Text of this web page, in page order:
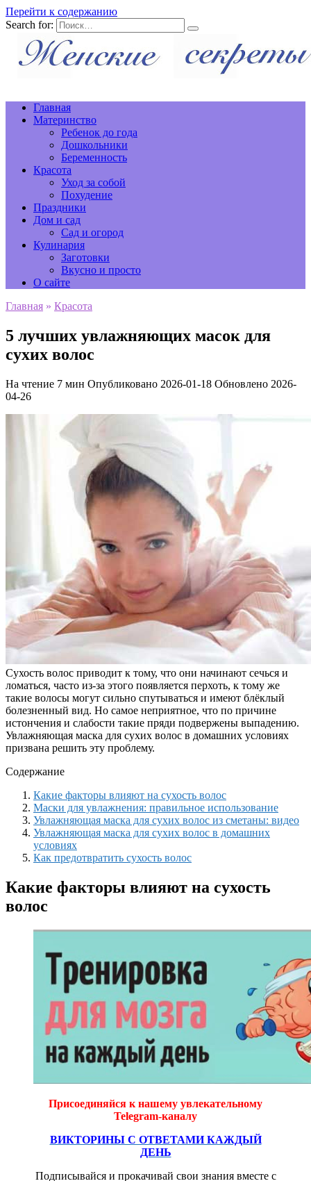
Перейти к содержанию
Search for:
Главная
Материнство
Ребенок до года
Дошкольники
Беременность
Красота
Уход за собой
Похудение
Праздники
Дом и сад
Сад и огород
Кулинария
Заготовки
Вкусно и просто
О сайте
Главная » Красота
5 лучших увлажняющих масок для
сухих волос
На чтение 7 мин Опубликовано 2026-01-18 Обновлено 2026-
04-26
Сухость волос приводит к тому, что они начинают сечься и
ломаться, часто из-за этого появляется перхоть, к тому же
такие волосы могут сильно спутываться и имеют блёклый
болезненный вид. Но самое неприятное, что по причине
истончения и слабости такие пряди подвержены выпадению.
Увлажняющая маска для сухих волос в домашних условиях
призвана решить эту проблему.
Содержание
Какие факторы влияют на сухость волос
Маски для увлажнения: правильное использование
Увлажняющая маска для сухих волос из сметаны: видео
Увлажняющая маска для сухих волос в домашних
условиях
Как предотвратить сухость волос
Какие факторы влияют на сухость
волос
Присоединяйся к нашему увлекательному
Telegram-каналу
ВИКТОРИНЫ С ОТВЕТАМИ КАЖДЫЙ
ДЕНЬ
Подписывайся и прокачивай свои знания вместе с